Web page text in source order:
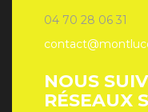
04 70 28 06 31
NOUS
RÉSEAUX